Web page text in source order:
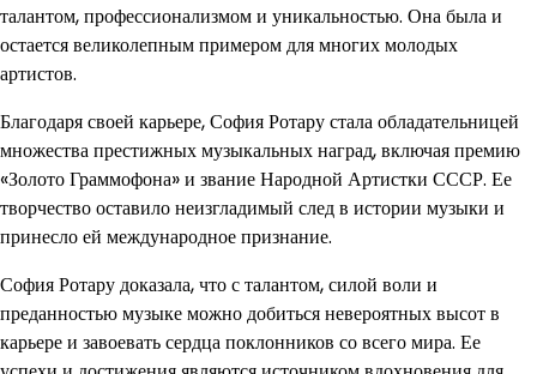
талантом, профессионализмом и уникальностью. Она была и
остается великолепным примером для многих молодых
артистов.
Благодаря своей карьере, София Ротару стала обладательницей
множества престижных музыкальных наград, включая премию
«Золото Граммофона» и звание Народной Артистки СССР. Ее
творчество оставило неизгладимый след в истории музыки и
принесло ей международное признание.
София Ротару доказала, что с талантом, силой воли и
преданностью музыке можно добиться невероятных высот в
карьере и завоевать сердца поклонников со всего мира. Ее